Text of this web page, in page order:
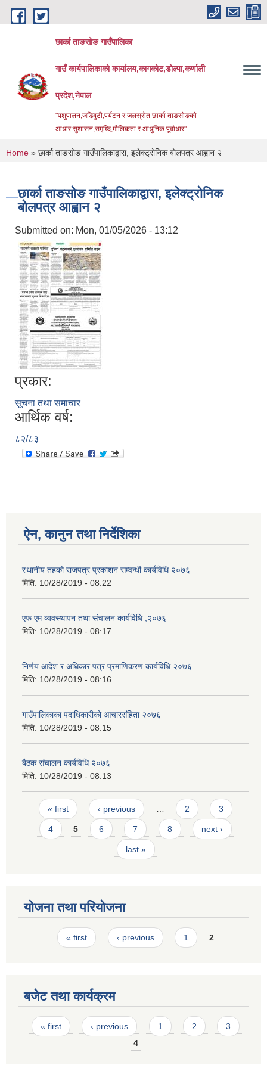
Skip to main content
छार्का ताङसोङ गाउँपालिका
गाउँ कार्यपालिकाको कार्यालय,कागकोट,डोल्पा,कर्णाली
प्रदेश,नेपाल
"पशुपालन,जडिबुटी,पर्यटन र जलस्रोत छार्का ताङसोङको
आधार:सुशासन,समृध्दि,मौलिकता र आधुनिक पूर्वाधार''
You are here
Home » छार्का ताङसोङ गाउँपालिकाद्वारा, इलेक्ट्रोनिक बोलपत्र आह्वान २
छार्का ताङसोङ गाउँपालिकाद्वारा, इलेक्ट्रोनिक
बोलपत्र आह्वान २
Submitted on: Mon, 01/05/2026 - 13:12
प्रकार:
सूचना तथा समाचार
आर्थिक वर्ष:
८२/८३
ऐन, कानुन तथा निर्देशिका
स्थानीय तहको राजपत्र प्रकाशन सम्वन्धी कार्यविधि २०७६
मिति: 10/28/2019 - 08:22
एफ एम व्यवस्थापन तथा संचालन कार्यविधि ,२०७६
मिति: 10/28/2019 - 08:17
निर्णय आदेश र अधिकार पत्र प्रमाणिकरण कार्यविधि २०७६
मिति: 10/28/2019 - 08:16
गाउँपालिकाका पदाधिकारीको आचारसंहि‌‌ता २०७६
मिति: 10/28/2019 - 08:15
बैठक संचालन कार्यविधि २०७६
मिति: 10/28/2019 - 08:13
Pages
« first ‹ previous 2 3
4 5 6 7 8 next ›
last »
योजना तथा परियोजना
Pages« first ‹ previous 1 2
बजेट तथा कार्यक्रम
Pages
« first ‹ previous 1 2
3
4